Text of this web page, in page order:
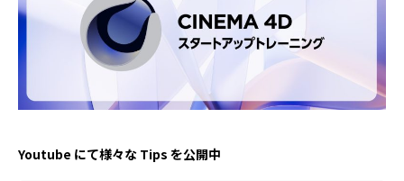
Youtube にて様々な Tips を公開中